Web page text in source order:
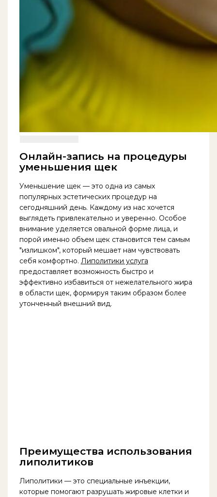
Онлайн-запись на процедуры
уменьшения щек
Уменьшение щек — это одна из самых
популярных эстетических процедур на
сегодняшний день. Каждому из нас хочется
выглядеть привлекательно и уверенно. Особое
внимание уделяется овальной форме лица, и
порой именно объем щек становится тем самым
"излишком", который мешает нам чувствовать
себя комфортно. Липолитики услуга
предоставляет возможность быстро и
эффективно избавиться от нежелательного жира
в области щек, формируя таким образом более
утонченный внешний вид.
Преимущества использования
липолитиков
Липолитики — это специальные инъекции,
которые помогают разрушать жировые клетки и